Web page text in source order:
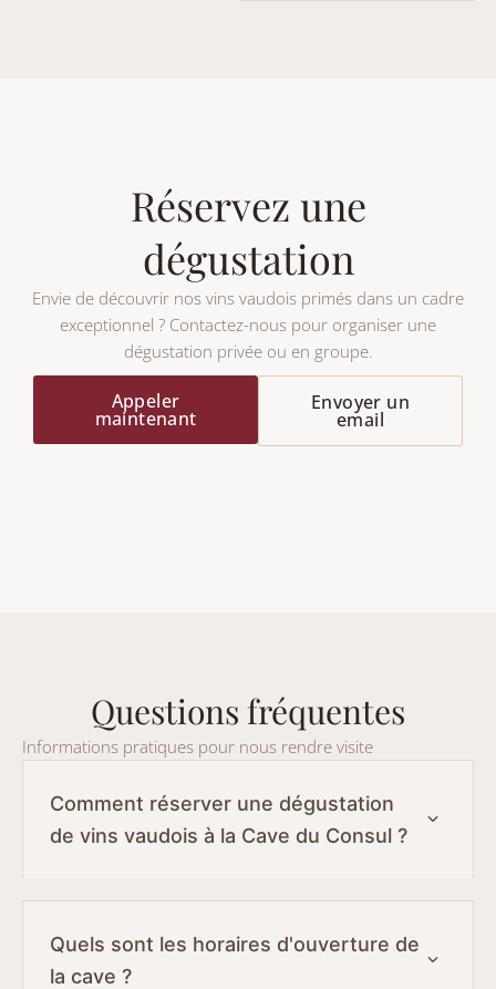
Réservez une
dégustation
Envie de découvrir nos vins vaudois primés dans un cadre
exceptionnel ? Contactez-nous pour organiser une
dégustation privée ou en groupe.
Appeler
maintenant
Envoyer un
email
Questions fréquentes
Informations pratiques pour nous rendre visite
Comment réserver une dégustation
de vins vaudois à la Cave du Consul ?
Quels sont les horaires d'ouverture de
la cave ?